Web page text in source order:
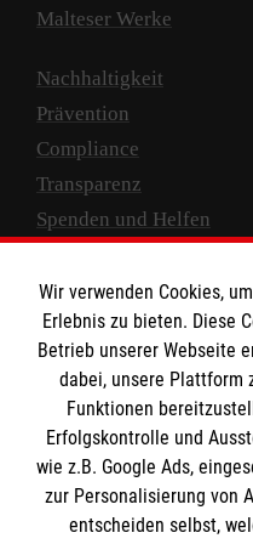
Malteser Werke
Nachhaltigkeit
Prävention
Compliance
Transparenz
Spenden und Helfen
Empfänger: Malteser
IBAN: DE10 3706 0120
BIC: GENODED 1PA7
Wir verwenden Cookies,
Erlebnis zu bieten. Diese
Betrieb unserer Webseite
dabei, unsere Plattform
Funktionen
Erfolgskontrolle und
wie z.B. Google Ads,
zur Personalisierung von
entscheiden selbst,